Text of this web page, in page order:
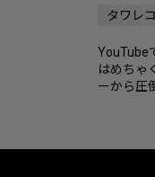
タワレ
YouTube
はめちゃ
ーから圧